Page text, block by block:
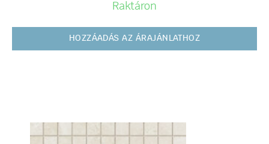
Raktáron
HOZZÁADÁS AZ ÁRAJÁNLATHOZ